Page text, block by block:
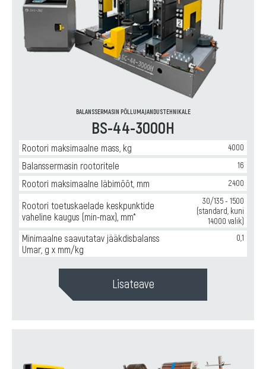
BALANSSERMASIN PÕLLUMAJANDUSTEHNIKALE
BS-44-3000H
Rootori maksimaalne mass, kg 4000
Balanssermasin rootoritele 16
Rootori maksimaalne läbimõõt, mm 2400
Rootori toetuskaelade keskpunktide
vaheline kaugus (min-max), mm*
30/135 - 1500
(standard, kuni
14000 valik)
Minimaalne saavutatav jääkdisbalanss
Umar, g x mm/kg
0,1
Lisateave